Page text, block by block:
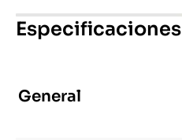
Especificaciones
General